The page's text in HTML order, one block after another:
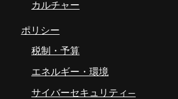
カルチャー
ポリシー
税制・予算
エネルギー・環境
サイバーセキュリティ―